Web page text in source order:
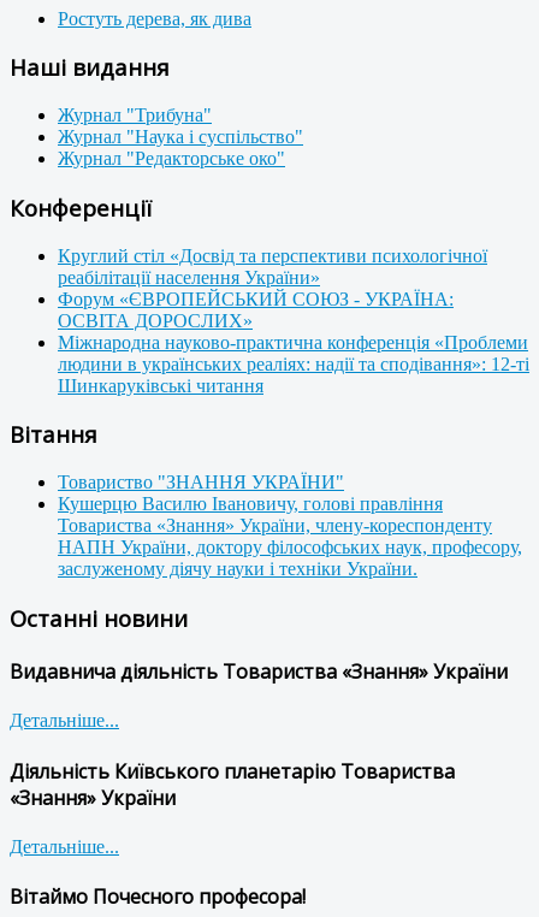
Ростуть дерева, як дива
Наші видання
Журнал "Трибуна"
Журнал "Наука і суспільство"
Журнал "Редакторське око"
Конференції
Круглий стіл «Досвід та перспективи психологічної
реабілітації населення України»
Форум «ЄВРОПЕЙСЬКИЙ СОЮЗ - УКРАЇНА:
ОСВІТА ДОРОСЛИХ»
Міжнародна науково-практична конференція «Проблеми
людини в українських реаліях: надії та сподівання»: 12-ті
Шинкаруківські читання
Вітання
Товариство "ЗНАННЯ УКРАЇНИ"
Кушерцю Василю Івановичу, голові правління
Товариства «Знання» України, члену-кореспонденту
НАПН України, доктору філософських наук, професору,
заслуженому діячу науки і техніки України.
Останні новини
Видавнича діяльність Товариства «Знання» України
Детальніше...
Діяльність Київського планетарію Товариства
«Знання» України
Детальніше...
Вітаймо Почесного професора!